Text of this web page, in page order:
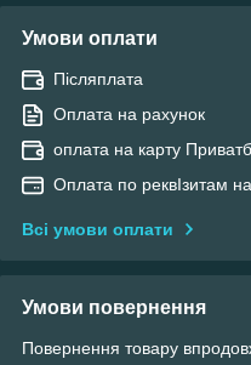
Умови оплати
Післяплата
Оплата на рахунок
оплата на карту
Оплата по реквІзитам
Всі умови оплати
Умови повернення
Повернення товару